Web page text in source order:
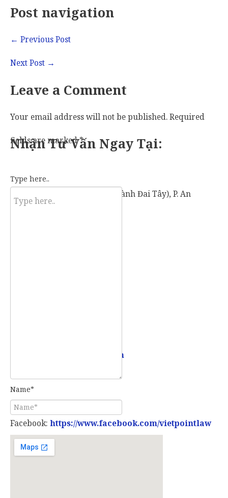
Post navigation
← Previous Post
Next Post →
Leave a Comment
Your email address will not be published.Required
fields are marked*
Type here..
Name*
E-mail*
Nhận Tư Vấn Ngay Tại:
57 Vành Đai Tây (số cũ: 936 Vành Đai Tây), P. An
info@vietpointlaw.vn
Facebook: https://www.facebook.com/vietpointlaw